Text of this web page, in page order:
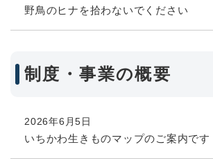
野鳥のヒナを拾わないでください
制度・事業の概要
2026年6月5日
いちかわ生きものマップのご案内です